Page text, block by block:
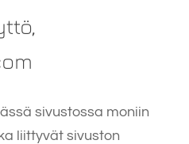
sivustossa moniin
liittyvät sivuston